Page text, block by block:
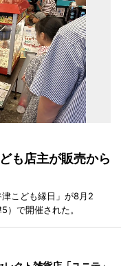
も店主が販売から
こども縁日」が8月2
）で開催された。